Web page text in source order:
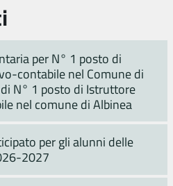
per N° 1 posto di
contabile nel Comune di
N° 1 posto di Istruttore
nel comune di Albinea
per gli alunni delle
2027